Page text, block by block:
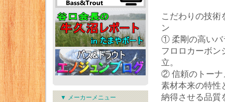
▼ メーカーメニュー
こだわりの技術
ン
① 柔剛の高いバ
フロロカーボン
立。
② 信頼のトーナ
素材本来の特性
納得させる品質